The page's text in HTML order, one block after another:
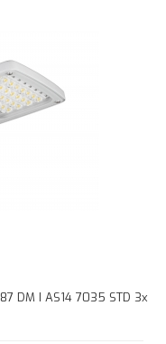
DM I AS14 7035 STD 3x